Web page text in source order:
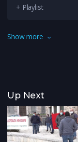
+ Playlist
Con i provvedimenti
Show more
Up Next